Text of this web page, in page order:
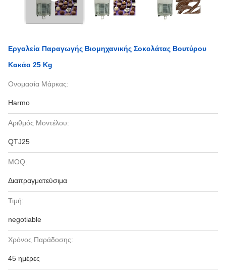
Εργαλεία Παραγωγής Βιομηχανικής Σοκολάτας Βουτύρου
Κακάο 25 Kg
Ονομασία Μάρκας:
Harmo
Αριθμός Μοντέλου:
QTJ25
MOQ:
Διαπραγματεύσιμα
Τιμή:
negotiable
Χρόνος Παράδοσης:
45 ημέρες